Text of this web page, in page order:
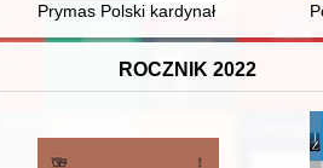
introducing pagan heritage to the
uczonego
Prymas Polski kardynał Stefan
ROCZNIK 2022